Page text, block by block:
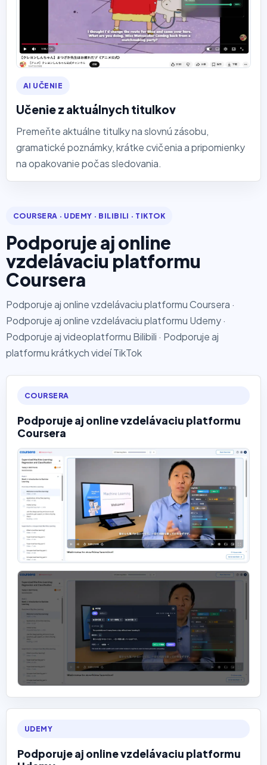
AI UČENIE
Učenie z aktuálnych titulkov
Premeňte aktuálne titulky na slovnú zásobu,
gramatické poznámky, krátke cvičenia a pripomienky
na opakovanie počas sledovania.
COURSERA · UDEMY · BILIBILI · TIKTOK
Podporuje aj online
vzdelávaciu platformu
Coursera
Podporuje aj online vzdelávaciu platformu Coursera ·
Podporuje aj online vzdelávaciu platformu Udemy ·
Podporuje aj videoplatformu Bilibili · Podporuje aj
platformu krátkych videí TikTok
COURSERA
Podporuje aj online vzdelávaciu platformu
Coursera
UDEMY
Podporuje aj online vzdelávaciu platformu